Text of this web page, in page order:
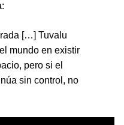
[…] Tuvalu
mundo en existir
pero si el
sin control, no